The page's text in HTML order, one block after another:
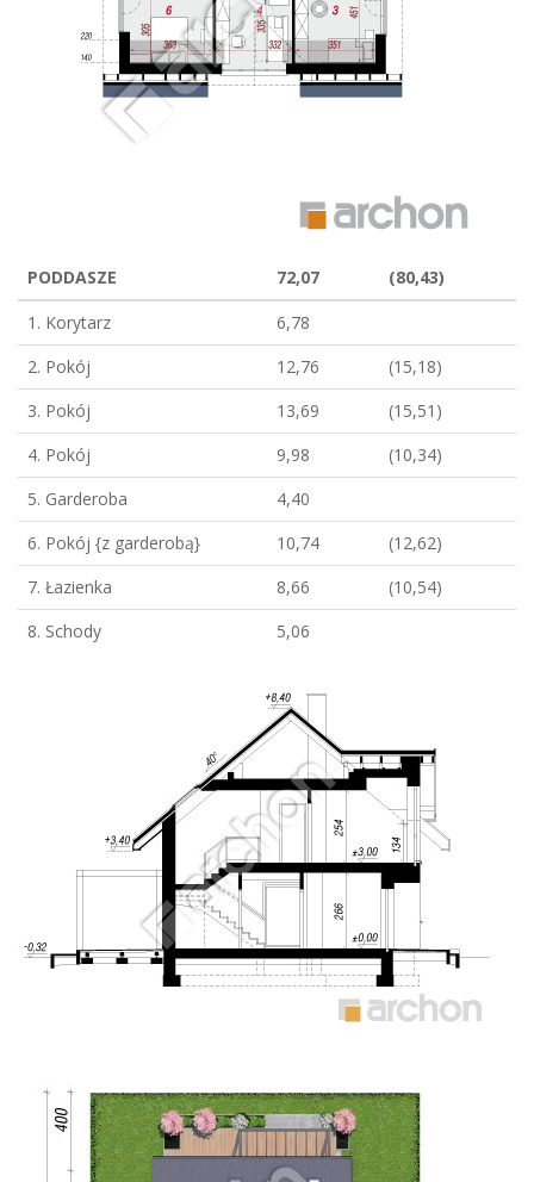
PODDASZE 72,07
(80,43)
1. Korytarz
6,78
2. Pokój
12,76
(15,18)
3. Pokój
13,69
(15,51)
4. Pokój
9,98
(10,34)
5. Garderoba
4,40
6. Pokój {z garderobą}
10,74
(12,62)
7. Łazienka
8,66
(10,54)
8. Schody
5,06